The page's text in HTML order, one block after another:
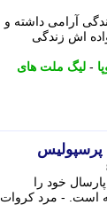
آرامی داشته و
اش زندگی
- لیگ ملت های
خود را
است. - مرد کروات